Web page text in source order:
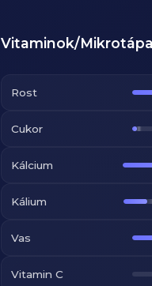
Vitaminok/
Rost
Cukor
Kálcium
Kálium
Vas
Vitamin C